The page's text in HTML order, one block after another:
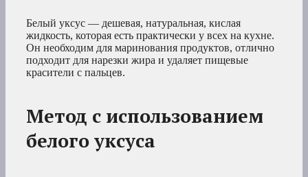
Белый уксус — дешевая, натуральная, кислая
жидкость, которая есть практически у всех на кухне.
Он необходим для маринования продуктов, отлично
подходит для нарезки жира и удаляет пищевые
красители с пальцев.
Метод с использованием
белого уксуса